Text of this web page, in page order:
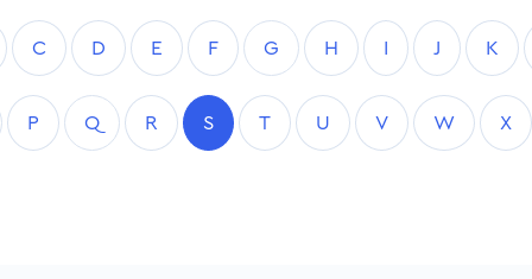
C D E F G H I J K
P Q R S T U V W X